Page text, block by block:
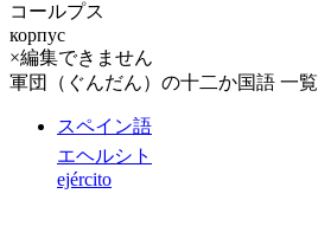
コールプス
корпус
×編集できません
軍団（ぐんだん）の十二か国語 一覧
スペイン語
エヘルシト
ejército